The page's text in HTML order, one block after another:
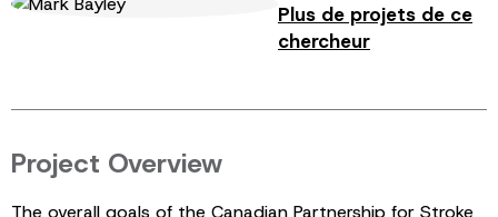
Plus de projets de ce
chercheur
Project Overview
The overall goals of the Canadian Partnership for Stroke